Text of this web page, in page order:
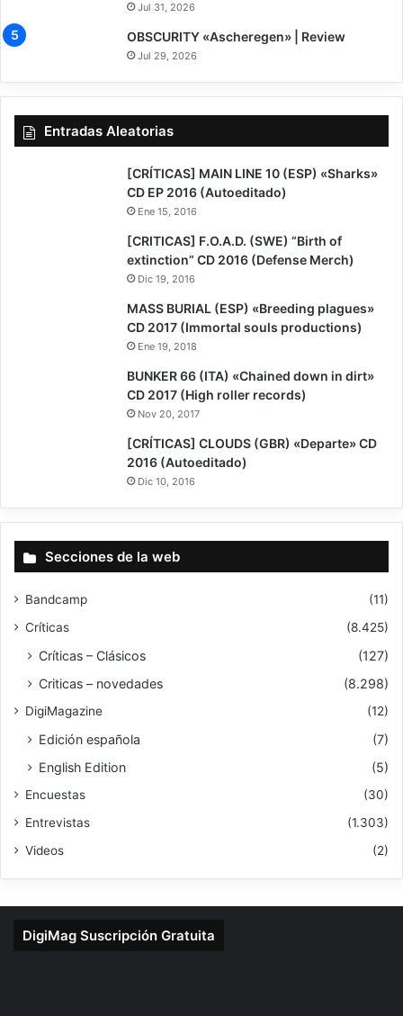
Jul 31, 2026
OBSCURITY «Ascheregen» | Review
Jul 29, 2026
Entradas Aleatorias
[CRÍTICAS] MAIN LINE 10 (ESP) «Sharks»
CD EP 2016 (Autoeditado)
Ene 15, 2016
[CRITICAS] F.O.A.D. (SWE) “Birth of
extinction” CD 2016 (Defense Merch)
Dic 19, 2016
MASS BURIAL (ESP) «Breeding plagues»
CD 2017 (Immortal souls productions)
Ene 19, 2018
BUNKER 66 (ITA) «Chained down in dirt»
CD 2017 (High roller records)
Nov 20, 2017
[CRÍTICAS] CLOUDS (GBR) «Departe» CD
2016 (Autoeditado)
Dic 10, 2016
Secciones de la web
Bandcamp
(11)
Críticas
(8.425)
Críticas – Clásicos
(127)
Criticas – novedades
(8.298)
DigiMagazine (12)
Edición española
(7)
English Edition
(5)
Encuestas
(30)
Entrevistas
(1.303)
Videos
(2)
DigiMag Suscripción Gratuita